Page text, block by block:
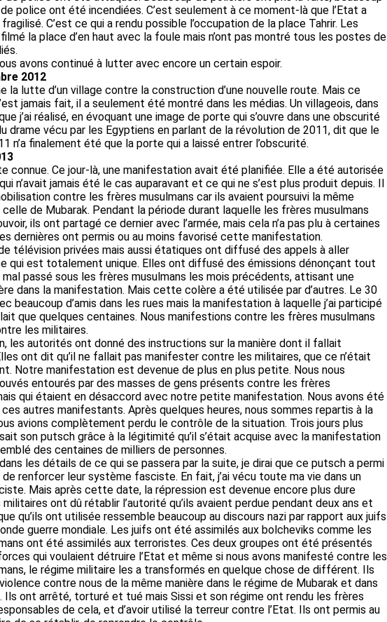
police ont été incendiées. C’est seulement à ce moment-là que l’Etat a
C’est ce qui a rendu possible l’occupation de la place Tahrir. Les
la place d’en haut avec la foule mais n’ont pas montré tous les postes de
avons continué à lutter avec encore un certain espoir.
2012
la lutte d’un village contre la construction d’une nouvelle route. Mais ce
jamais fait, il a seulement été montré dans les médias. Un villageois, dans
j’ai réalisé, en évoquant une image de porte qui s’ouvre dans une obscurité
drame vécu par les Egyptiens en parlant de la révolution de 2011, dit que le
n’a finalement été que la porte qui a laissé entrer l’obscurité.
connue. Ce jour-là, une manifestation avait été planifiée. Elle a été autorisée
n’avait jamais été le cas auparavant et ce qui ne s’est plus produit depuis. Il
contre les frères musulmans car ils avaient poursuivi la même
de Mubarak. Pendant la période durant laquelle les frères musulmans
ils ont partagé ce dernier avec l’armée, mais cela n’a pas plu à certaines
dernières ont permis ou au moins favorisé cette manifestation.
télévision privées mais aussi étatiques ont diffusé des appels à aller
qui est totalement unique. Elles ont diffusé des émissions dénonçant tout
mal passé sous les frères musulmans les mois précédents, attisant une
dans la manifestation. Mais cette colère a été utilisée par d’autres. Le 30
beaucoup d’amis dans les rues mais la manifestation à laquelle j’ai participé
que quelques centaines. Nous manifestions contre les frères musulmans
les militaires.
les autorités ont donné des instructions sur la manière dont il fallait
ont dit qu’il ne fallait pas manifester contre les militaires, que ce n’était
Notre manifestation est devenue de plus en plus petite. Nous nous
entourés par des masses de gens présents contre les frères
qui étaient en désaccord avec notre petite manifestation. Nous avons été
autres manifestants. Après quelques heures, nous sommes repartis à la
avions complètement perdu le contrôle de la situation. Trois jours plus
son putsch grâce à la légitimité qu’il s’était acquise avec la manifestation
des centaines de milliers de personnes.
les détails de ce qui se passera par la suite, je dirai que ce putsch a permi
renforcer leur système fasciste. En fait, j’ai vécu toute ma vie dans un
Mais après cette date, la répression est devenue encore plus dure
militaires ont dû rétablir l’autorité qu’ils avaient perdue pendant deux ans et
qu’ils ont utilisée ressemble beaucoup au discours nazi par rapport aux juifs
guerre mondiale. Les juifs ont été assimilés aux bolcheviks comme les
ont été assimilés aux terroristes. Ces deux groupes ont été présentés
qui voulaient détruire l’Etat et même si nous avons manifesté contre les
le régime militaire les a transformés en quelque chose de différent. Ils
contre nous de la même manière dans le régime de Mubarak et dans
Ils ont arrêté, torturé et tué mais Sissi et son régime ont rendu les frères
de cela, et d’avoir utilisé la terreur contre l’Etat. Ils ont permis au